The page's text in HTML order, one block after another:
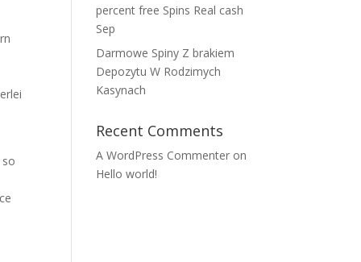
percent free Spins Real cash
Sep
Darmowe Spiny Z brakiem
Depozytu W Rodzimych
Kasynach
Recent Comments
A WordPress Commenter on
Hello world!